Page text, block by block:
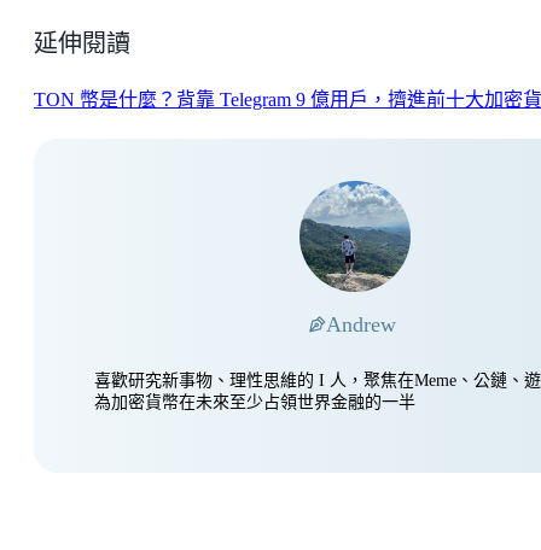
延伸閱讀
TON 幣是什麼？背靠 Telegram 9 億用戶，擠進前十大加密
Andrew
喜歡研究新事物、理性思維的 I 人，聚焦在Meme、公鏈、
為加密貨幣在未來至少占領世界金融的一半